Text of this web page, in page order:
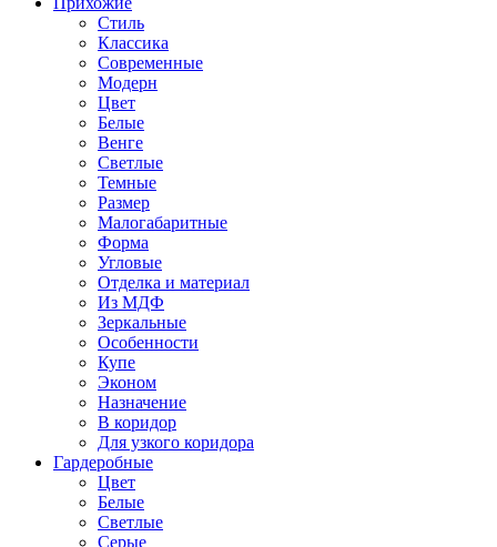
Стиль
Классика
Современные
Модерн
Цвет
Белые
Венге
Светлые
Темные
Размер
Малогабаритные
Форма
Угловые
Отделка и материал
Из МДФ
Зеркальные
Особенности
Купе
Эконом
Назначение
В коридор
Для узкого коридора
Гардеробные
Цвет
Белые
Светлые
Серые